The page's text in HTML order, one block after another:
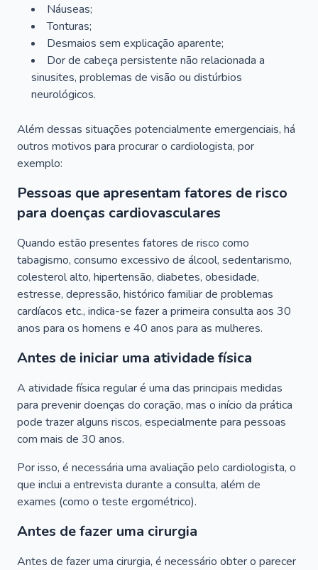
Náuseas;
Tonturas;
Desmaios sem explicação aparente;
Dor de cabeça persistente não relacionada a
sinusites, problemas de visão ou distúrbios
neurológicos.
Além dessas situações potencialmente emergenciais, há
outros motivos para procurar o cardiologista, por
exemplo:
Pessoas que apresentam fatores de risco
para doenças cardiovasculares
Quando estão presentes fatores de risco como
tabagismo, consumo excessivo de álcool, sedentarismo,
colesterol alto, hipertensão, diabetes, obesidade,
estresse, depressão, histórico familiar de problemas
cardíacos etc., indica-se fazer a primeira consulta aos 30
anos para os homens e 40 anos para as mulheres.
Antes de iniciar uma atividade física
A atividade física regular é uma das principais medidas
para prevenir doenças do coração, mas o início da prática
pode trazer alguns riscos, especialmente para pessoas
com mais de 30 anos.
Por isso, é necessária uma avaliação pelo cardiologista, o
que inclui a entrevista durante a consulta, além de
exames (como o teste ergométrico).
Antes de fazer uma cirurgia
Antes de fazer uma cirurgia, é necessário obter o parecer